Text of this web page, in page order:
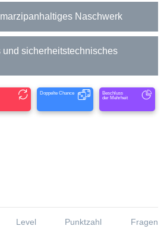
marzipanhaltiges Naschwerk
Doppelte Chance
Beschluss
der Mehrheit
Level Punktzahl Fragen